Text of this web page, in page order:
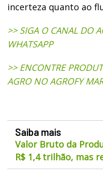
incerteza quanto ao
>> SIGA O CANAL DO
WHATSAPP
>> ENCONTRE
AGRO NO AGROFY
Saiba mais
Valor Bruto da
R$ 1,4 trilhão, mas